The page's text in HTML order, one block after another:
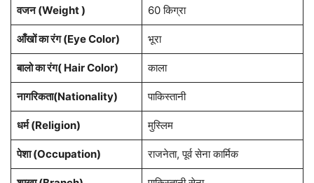
वजन (Weight ) 60 किग्रा
आँखों का रंग (Eye Color) भूरा
बालो का रंग( Hair Color) काला
नागरिकता(Nationality) पाकिस्तानी
धर्म (Religion) मुस्लिम
पेशा (Occupation) राजनेता, पूर्व सेना कार्मिक